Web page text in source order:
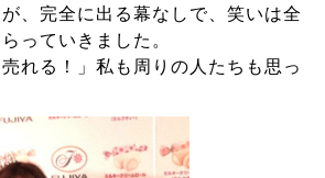
、完全に出る幕なしで、笑いは全
っていきました。
売れる！」私も周りの人たちも思っ